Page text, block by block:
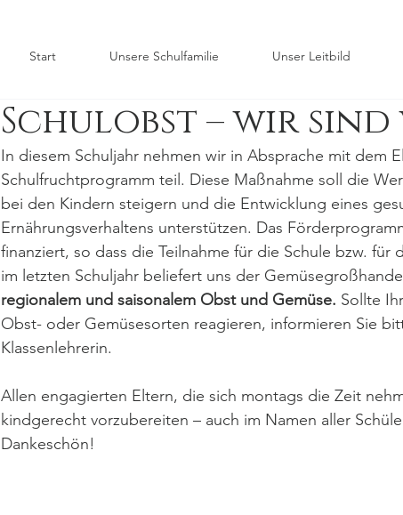
Start Unsere Schulfamilie Unser Leitbild
Schulobst – wir sind
In diesem Schuljahr nehmen wir in Absprache mit dem
Schulfruchtprogramm teil. Diese Maßnahme soll die
bei den Kindern steigern und die Entwicklung eines
Ernährungsverhaltens unterstützen. Das
finanziert, so dass die Teilnahme für die Schule bzw. für
im letzten Schuljahr beliefert uns der
regionalem und saisonalem Obst und Gemüse. Sollte
Obst- oder Gemüsesorten reagieren, informieren Sie
Klassenlehrerin.
Allen engagierten Eltern, die sich montags die Zeit
kindgerecht vorzubereiten – auch im Namen aller
Dankeschön!